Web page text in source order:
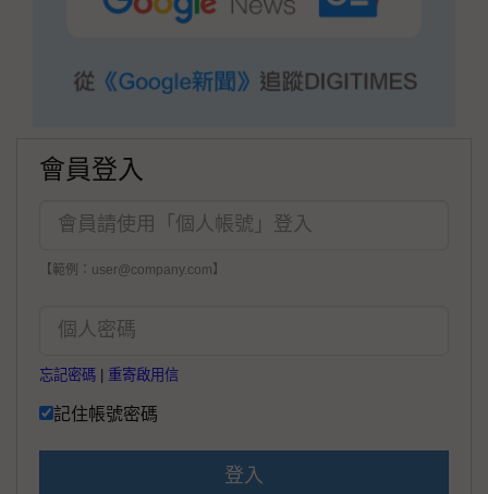
會員登入
【範例：user@company.com】
忘記密碼 重寄啟用信
記住帳號密碼
登入